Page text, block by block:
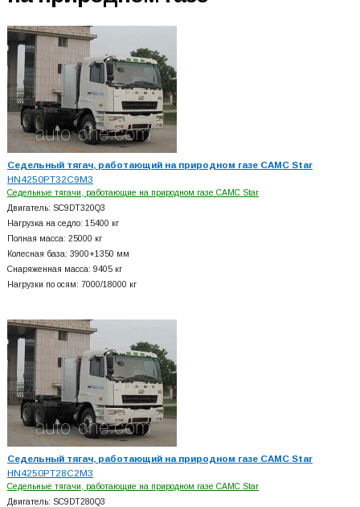
Седельный тягач, работающий на природном газе CAMC Star
HN4250PT32C9M3
Седельные тягачи, работающие на природном газе CAMC Star
Двигатель: SC9DT320Q3
Нагрузка на седло: 15400 кг
Полная масса: 25000 кг
Колесная база: 3900+1350 мм
Снаряженная масса: 9405 кг
Нагрузки по осям: 7000/18000 кг
Седельный тягач, работающий на природном газе CAMC Star
HN4250PT28C2M3
Седельные тягачи, работающие на природном газе CAMC Star
Двигатель: SC9DT280Q3